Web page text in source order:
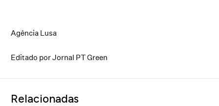
Agência Lusa
Editado por Jornal PT Green
Relacionadas